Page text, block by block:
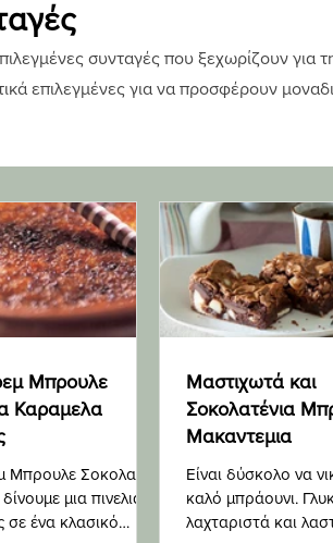
συνταγές που ξεχωρίζουν για
επιλεγμένες για να προσφέρουν
Μπρουλε
Καραμελα
Μπρουλε Σοκολατα
μια πινελιά
σε ένα κλασικό
Μαστιχωτά και
Σοκολατένια
Μακαντεμια
Είναι δύσκολο να
καλό μπράουνι.
λαχταριστά και